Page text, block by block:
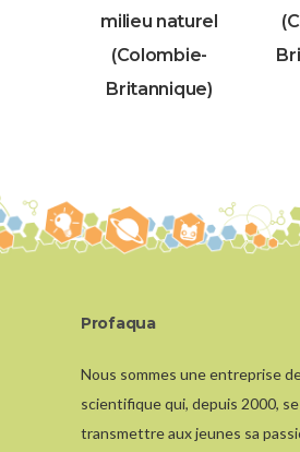
milieu naturel
(Colombie-
Britannique)
Profaqua
Nous sommes une entreprise
scientifique qui, depuis 2000,
transmettre aux jeunes sa